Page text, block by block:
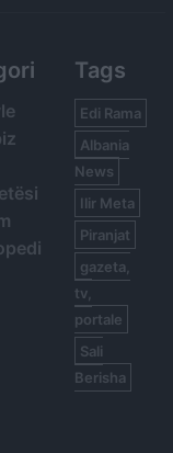
Tags
Edi Rama
Albania
News
Ilir Meta
Piranjat
gazeta,
tv,
portale
Sali
Berisha